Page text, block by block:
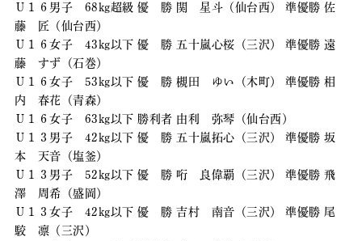
Ｕ１６男子 68kg超級 優 勝 関 星斗（仙台西） 準優勝 佐
藤 匠（仙台西）
Ｕ１６女子 43kg以下 優 勝 五十嵐心桜（三沢） 準優勝 遠
藤 すず（石巻）
Ｕ１６女子 53kg以下 優 勝 槻田 ゆい（木町） 準優勝 相
内 春花（青森）
Ｕ１６女子 63kg以下 勝利者 由利 弥琴（仙台西）
Ｕ１３男子 42kg以下 優 勝 五十嵐拓心（三沢） 準優勝 坂
本 天音（塩釜）
Ｕ１３男子 52kg以下 優 勝 哘 良偉覇（三沢） 準優勝 飛
澤 周希（盛岡）
Ｕ１３女子 42kg以下 優 勝 吉村 南音（三沢） 準優勝 尾
駮 凛（三沢）